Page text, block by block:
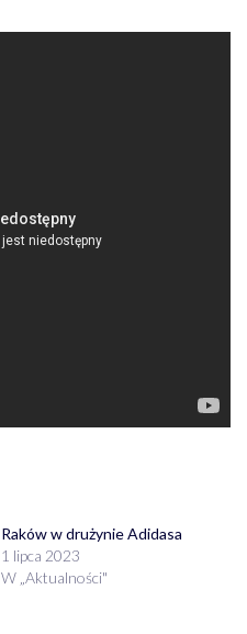
Raków w drużynie Adidasa
1 lipca 2023
W „Aktualności"